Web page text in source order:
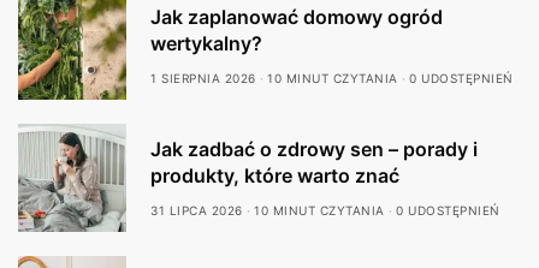
Jak zaplanować domowy ogród
wertykalny?
1 SIERPNIA 2026 10 MINUT CZYTANIA 0 UDOSTĘPNIEŃ
Jak zadbać o zdrowy sen – porady i
produkty, które warto znać
31 LIPCA 2026 10 MINUT CZYTANIA 0 UDOSTĘPNIEŃ